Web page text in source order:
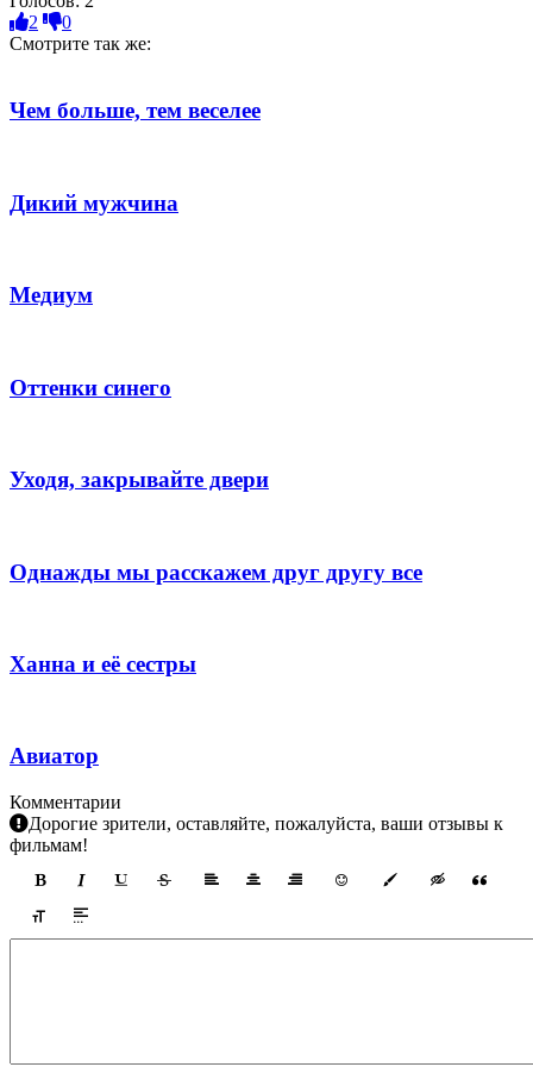
2
0
Смотрите так же:
Чем больше, тем веселее
Дикий мужчина
Медиум
Оттенки синего
Уходя, закрывайте двери
Однажды мы расскажем друг другу все
Ханна и её сестры
Авиатор
Комментарии
Дорогие зрители, оставляйте, пожалуйста, ваши отзывы к
фильмам!